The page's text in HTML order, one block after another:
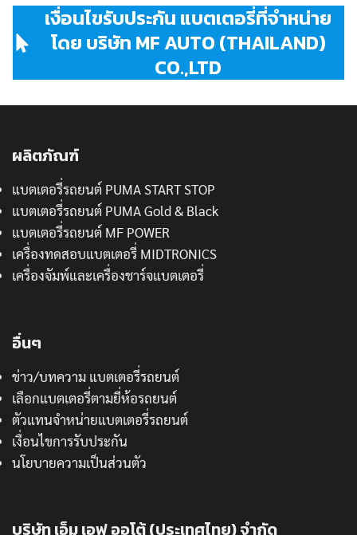
เงื่อนไขรับประกัน แบตเตอรี่ที่จำหน่าย
โดย บริษัท MF AUTO (THAILAND)
CO.,LTD
ผลิตภัณฑ์
แบตเตอรี่รถยนต์ PUMA START STOP
แบตเตอรี่รถยนต์ PUMA Gold & Black
แบตเตอรี่รถยนต์ MF POWER
เครื่องทดสอบแบตเตอรี่ MIDTRONICS
เครื่องจัมพ์และเครื่องชาร์จแบตเตอรี่
อื่นๆ
ข่าว/บทความ แบตเตอรี่รถยนต์
เลือกแบตเตอรี่ตามยี่ห้อรถยนต์
ตัวแทนจำหน่ายแบตเตอรี่รถยนต์
เงื่อนไขการรับประกัน
นโยบายความเป็นส่วนตัว
บริษัท เอ็ม เอฟ ออโต้ (ประเทศไทย) จำกัด